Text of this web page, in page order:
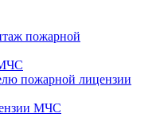
пожарной
пожарной лицензии
МЧС